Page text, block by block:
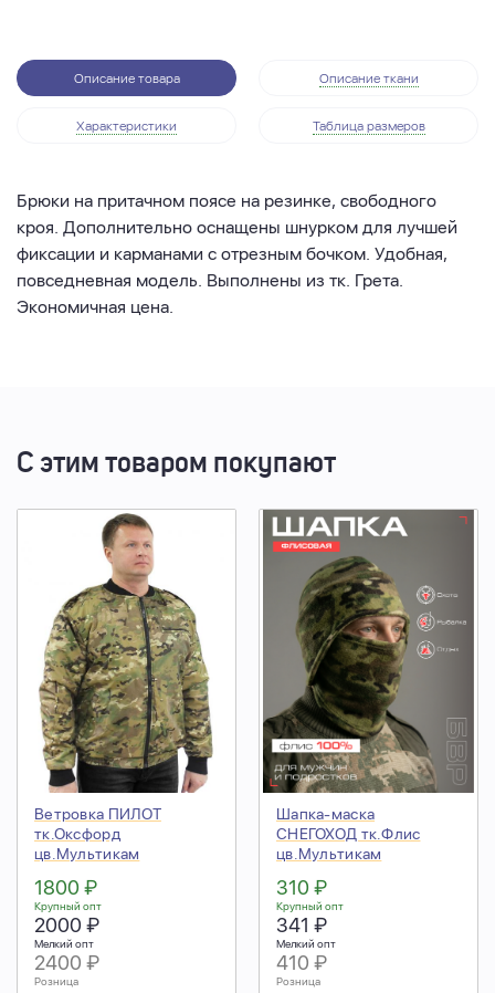
Описание товара Описание ткани
Характеристики Таблица размеров
Брюки на притачном поясе на резинке, свободного
кроя. Дополнительно оснащены шнурком для лучшей
фиксации и карманами с отрезным бочком. Удобная,
повседневная модель. Выполнены из тк. Грета.
Экономичная цена.
С этим товаром покупают
Ветровка ПИЛОТ
тк.Оксфорд
цв.Мультикам
1800 ₽
Крупный опт
2000 ₽
Мелкий опт
2400 ₽
Розница
Шапка-маска
СНЕГОХОД тк.Флис
цв.Мультикам
310 ₽
Крупный опт
341 ₽
Мелкий опт
410 ₽
Розница